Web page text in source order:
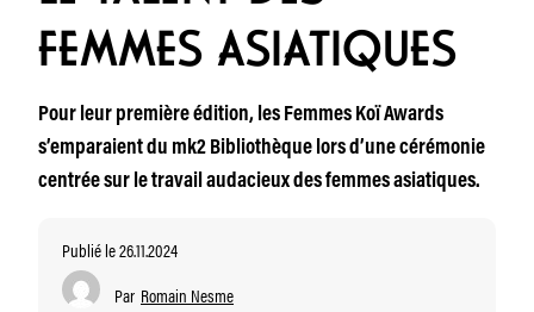
FEMMES ASIATIQUES
Pour leur première édition, les Femmes Koï Awards
s’emparaient du mk2 Bibliothèque lors d’une cérémonie
centrée sur le travail audacieux des femmes asiatiques.
Publié le 26.11.2024
Par Romain Nesme